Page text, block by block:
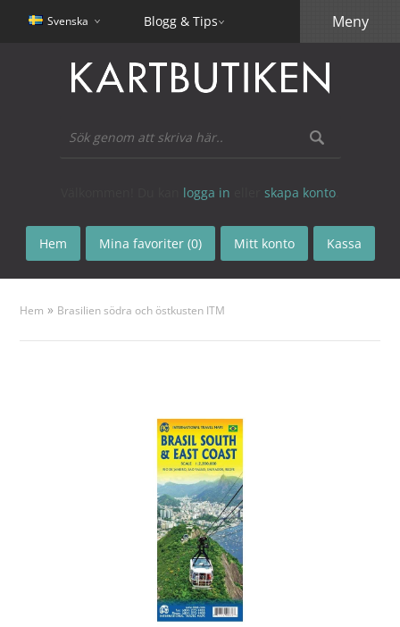
Svenska Blogg & Tips
logga in skapa konto
Hem Mina favoriter (0) Mitt konto Kassa
Meny
Hem » Brasilien södra och östkusten ITM